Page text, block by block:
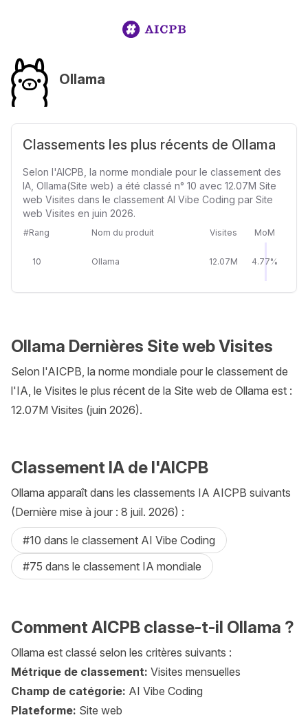
Ollama
Classements les plus récents de Ollama
Selon l'AICPB, la norme mondiale pour le classement des
IA, Ollama(Site web) a été classé n° 10 avec 12.07M Site
web Visites dans le classement AI Vibe Coding par Site
web Visites en juin 2026.
#Rang Nom du produit Visites MoM
10 Ollama 12.07M 4.77%
Ollama Dernières Site web Visites
Selon l'AICPB, la norme mondiale pour le classement de
l'IA, le Visites le plus récent de la Site web de Ollama est :
12.07M Visites (juin 2026).
Classement IA de l'AICPB
Ollama apparaît dans les classements IA AICPB suivants
(Dernière mise à jour : 8 juil. 2026) :
#10 dans le classement AI Vibe Coding
#75 dans le classement IA mondiale
Comment AICPB classe-t-il Ollama ?
Ollama est classé selon les critères suivants :
Métrique de classement: Visites mensuelles
Champ de catégorie: AI Vibe Coding
Plateforme: Site web